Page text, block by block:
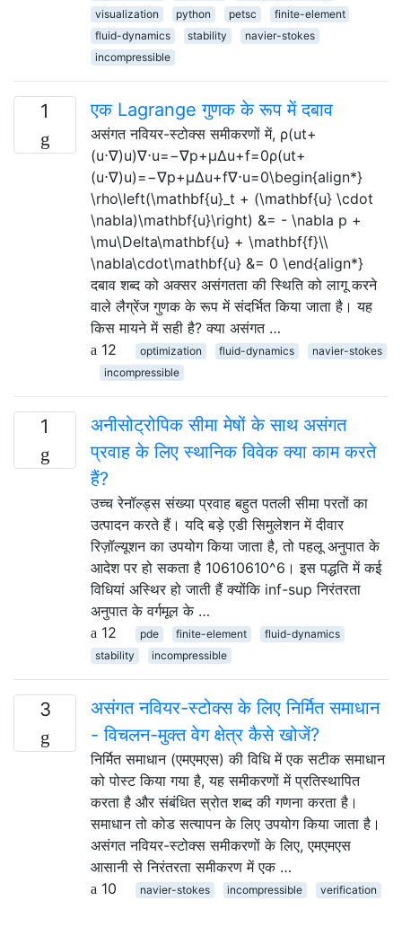
visualization
python petsc
finite-element
fluid-dynamics
stability
navier-stokes
incompressible
1 एक Lagrange गुणक के रूप में दबाव
असंगत नवियर-स्टोक्स समीकरणों में, ρ(ut+
(u⋅∇)u)∇⋅u=−∇p+μΔu+f=0ρ(ut+
(u⋅∇)u)=−∇p+μΔu+f∇⋅u=0\begin{align*}
\rho\left(\mathbf{u}_t + (\mathbf{u} \cdot
\nabla)\mathbf{u}\right) &= - \nabla p +
\mu\Delta\mathbf{u} + \mathbf{f}\\
\nabla\cdot\mathbf{u} &= 0 \end{align*}
दबाव शब्द को अक्सर असंगतता की स्थिति को लागू करने
वाले लैग्रेंज गुणक के रूप में संदर्भित किया जाता है। यह
किस मायने में सही है? क्या असंगत …
12
optimization fluid-dynamics
navier-stokes
incompressible
1
अनीसोट्रोपिक सीमा मेषों के साथ असंगत
प्रवाह के लिए स्थानिक विवेक क्या काम करते
हैं?
उच्च रेनॉल्ड्स संख्या प्रवाह बहुत पतली सीमा परतों का
उत्पादन करते हैं। यदि बड़े एडी सिमुलेशन में दीवार
रिज़ॉल्यूशन का उपयोग किया जाता है, तो पहलू अनुपात के
आदेश पर हो सकता है 10610610^6। इस पद्धति में कई
विधियां अस्थिर हो जाती हैं क्योंकि inf-sup निरंतरता
अनुपात के वर्गमूल के …
12
pde finite-element
fluid-dynamics
stability
incompressible
3
असंगत नवियर-स्टोक्स के लिए निर्मित समाधान
- विचलन-मुक्त वेग क्षेत्र कैसे खोजें?
निर्मित समाधान (एमएमएस) की विधि में एक सटीक समाधान
को पोस्ट किया गया है, यह समीकरणों में प्रतिस्थापित
करता है और संबंधित स्रोत शब्द की गणना करता है।
समाधान तो कोड सत्यापन के लिए उपयोग किया जाता है।
असंगत नवियर-स्टोक्स समीकरणों के लिए, एमएमएस
आसानी से निरंतरता समीकरण में एक …
10
navier-stokes incompressible verification